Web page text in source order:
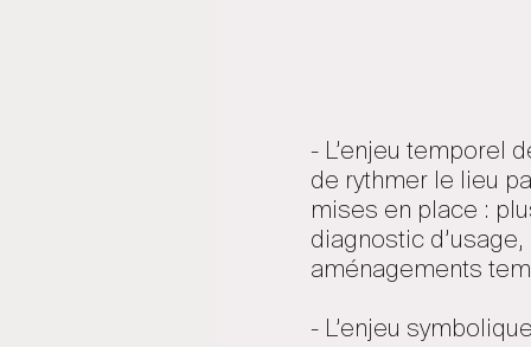
- L’enjeu temporel
de rythmer le lieu
mises en place :
diagnostic
aménagements
- L’enjeu